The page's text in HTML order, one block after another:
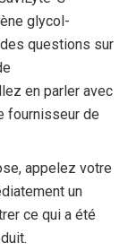
glycol-
questions sur
en parler avec
fournisseur de
appelez votre
un
ce qui a été